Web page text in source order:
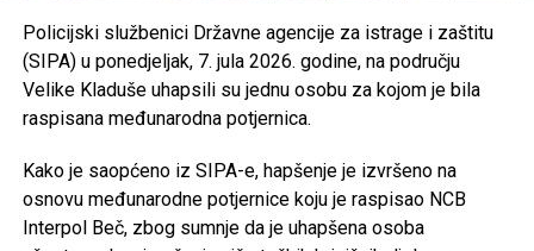
Bihaćko muftijstvo i Ilmijju u ukupnom iznosu od
147.000 KM.
Iz Vlade USK poručuju da će i u narednom periodu
obrazovanja, podršku boračkoj populaciji, razvoj
turizma i poboljšanje kvaliteta života građana
Unsko-sanskog kantona.
Policijski službenici Državne agencije za istrage i zaštitu
(SIPA) u ponedjeljak, 7. jula 2026. godine, na području
Velike Kladuše uhapsili su jednu osobu za kojom je bila
raspisana međunarodna potjernica.
Kako je saopćeno iz SIPA-e, hapšenje je izvršeno na
osnovu međunarodne potjernice koju je raspisao NCB
Interpol Beč, zbog sumnje da je uhapšena osoba